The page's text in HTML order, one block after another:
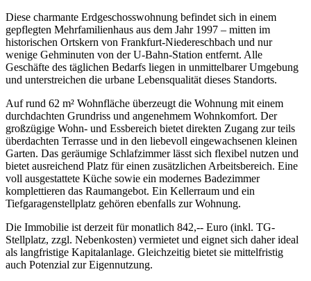
Diese charmante Erdgeschosswohnung befindet sich in einem
gepflegten Mehrfamilienhaus aus dem Jahr 1997 – mitten im
historischen Ortskern von Frankfurt-Niedereschbach und nur
wenige Gehminuten von der U-Bahn-Station entfernt. Alle
Geschäfte des täglichen Bedarfs liegen in unmittelbarer Umgebung
und unterstreichen die urbane Lebensqualität dieses Standorts.
Auf rund 62 m² Wohnfläche überzeugt die Wohnung mit einem
durchdachten Grundriss und angenehmem Wohnkomfort. Der
großzügige Wohn- und Essbereich bietet direkten Zugang zur teils
überdachten Terrasse und in den liebevoll eingewachsenen kleinen
Garten. Das geräumige Schlafzimmer lässt sich flexibel nutzen und
bietet ausreichend Platz für einen zusätzlichen Arbeitsbereich. Eine
voll ausgestattete Küche sowie ein modernes Badezimmer
komplettieren das Raumangebot. Ein Kellerraum und ein
Tiefgaragenstellplatz gehören ebenfalls zur Wohnung.
Die Immobilie ist derzeit für monatlich 842,-- Euro (inkl. TG-
Stellplatz, zzgl. Nebenkosten) vermietet und eignet sich daher ideal
als langfristige Kapitalanlage. Gleichzeitig bietet sie mittelfristig
auch Potenzial zur Eigennutzung.